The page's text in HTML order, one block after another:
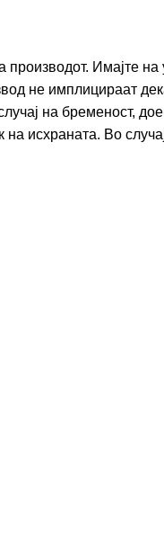
Имајте
не имплицираат
на бременост,
исхраната. Во